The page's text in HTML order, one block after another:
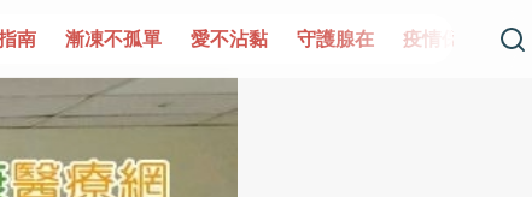
愛不沾黏 守護腺在 疫情保衛戰 再生醫學 愛的